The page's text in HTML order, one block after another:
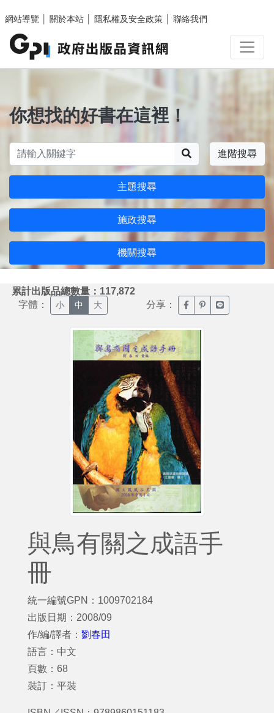
網站導覽
關於本站 隱私權及安全政策 聯絡我們
你想找的好書在這裡！
進階搜尋
主題搜尋
施政搜尋
機關搜尋
累計出版品總數量：117,872
字體： 小 中 大 分享： 臉書分享(另開新視窗)
噗浪分享(另開新
Line分享(另
與鳥有關之成語手
冊
統一編號GPN：1009702184
出版日期：2008/09
作/編/譯者： 劉春田
語言：中文
頁數：68
裝訂：平裝